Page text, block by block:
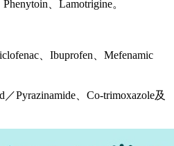
、Lamotrigine。
、Ibuprofen、Mefenamic
Pyrazinamide、Co-trimoxazole及